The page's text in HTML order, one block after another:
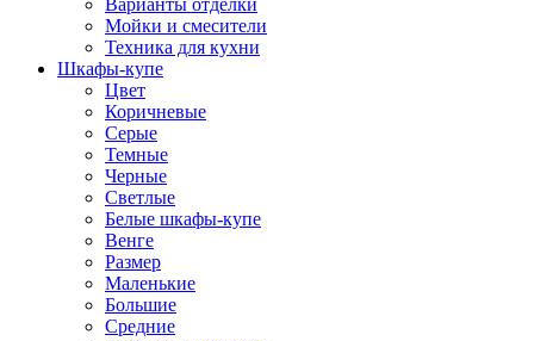
Варианты отделки
Мойки и смесители
Техника для кухни
Шкафы-купе
Цвет
Коричневые
Серые
Темные
Черные
Светлые
Белые шкафы-купе
Венге
Размер
Маленькие
Большие
Средние